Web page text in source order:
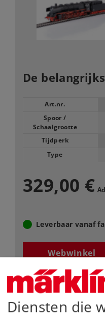
De
Art.nr.
Spoor /
Schaalgrootte
Tijdperk
Type
329,00 €
Leverbaar vanaf
Webwinkel
Dealer zoeken
Downloads
Diensten die